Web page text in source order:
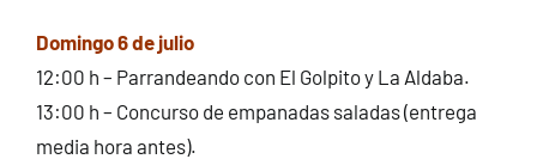
Domingo 6 de julio
12:00 h – Parrandeando con El Golpito y La Aldaba.
13:00 h – Concurso de empanadas saladas (entrega
media hora antes).